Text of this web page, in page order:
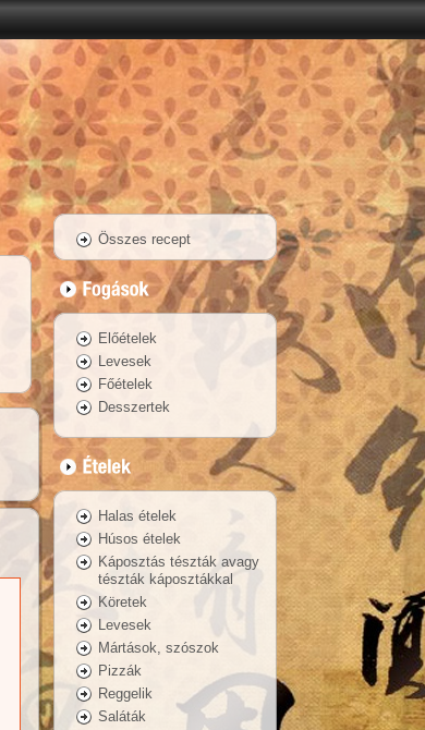
Összes recept
Előételek
Levesek
Főételek
Desszertek
Halas ételek
Húsos ételek
Káposztás tészták avagy
tészták káposztákkal
Köretek
Levesek
Mártások, szószok
Pizzák
Reggelik
Saláták